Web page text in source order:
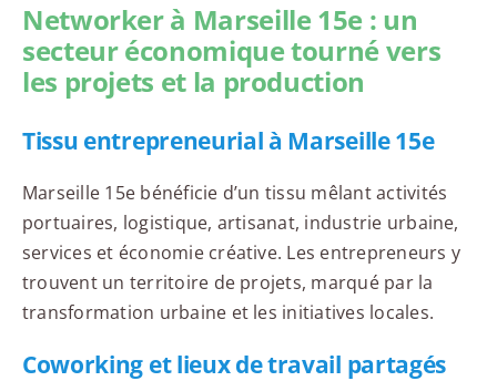
Networker à Marseille 15e : un
secteur économique tourné vers
les projets et la production
Tissu entrepreneurial à Marseille 15e
Marseille 15e bénéficie d’un tissu mêlant activités
portuaires, logistique, artisanat, industrie urbaine,
services et économie créative. Les entrepreneurs y
trouvent un territoire de projets, marqué par la
transformation urbaine et les initiatives locales.
Coworking et lieux de travail partagés